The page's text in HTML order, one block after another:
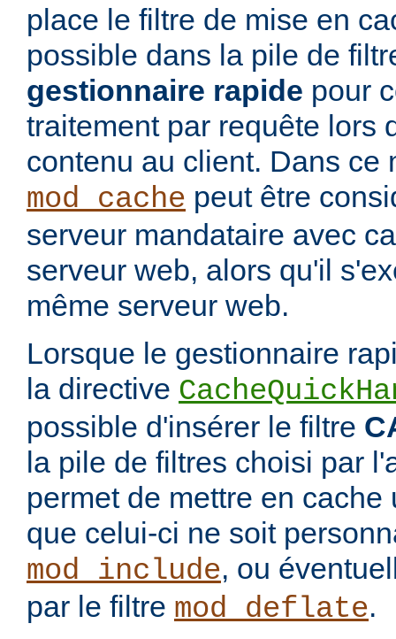
place le filtre de mise en
possible dans la pile de
gestionnaire rapide pour
traitement par requête lors
contenu au client. Dans ce
mod_cache peut être
serveur mandataire avec
serveur web, alors qu'il
même serveur web.
Lorsque le gestionnaire
la directive
possible d'insérer le filtre
la pile de filtres choisi par
permet de mettre en cache
que celui-ci ne soit
mod_include, ou
par le filtre mod_deflate.